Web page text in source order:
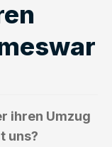
ihren Umzug
uns?